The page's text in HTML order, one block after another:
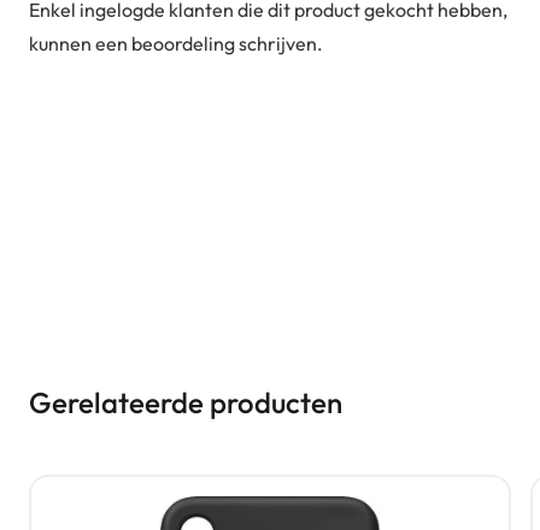
Enkel ingelogde klanten die dit product gekocht hebben,
kunnen een beoordeling schrijven.
Gerelateerde producten